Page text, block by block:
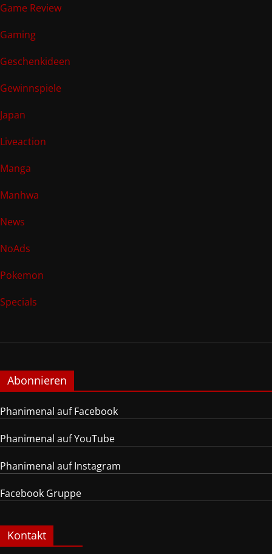
Game Review
Gaming
Geschenkideen
Gewinnspiele
Japan
Liveaction
Manga
Manhwa
News
NoAds
Pokemon
Specials
Abonnieren
Phanimenal auf Facebook
Phanimenal auf YouTube
Phanimenal auf Instagram
Facebook Gruppe
Kontakt